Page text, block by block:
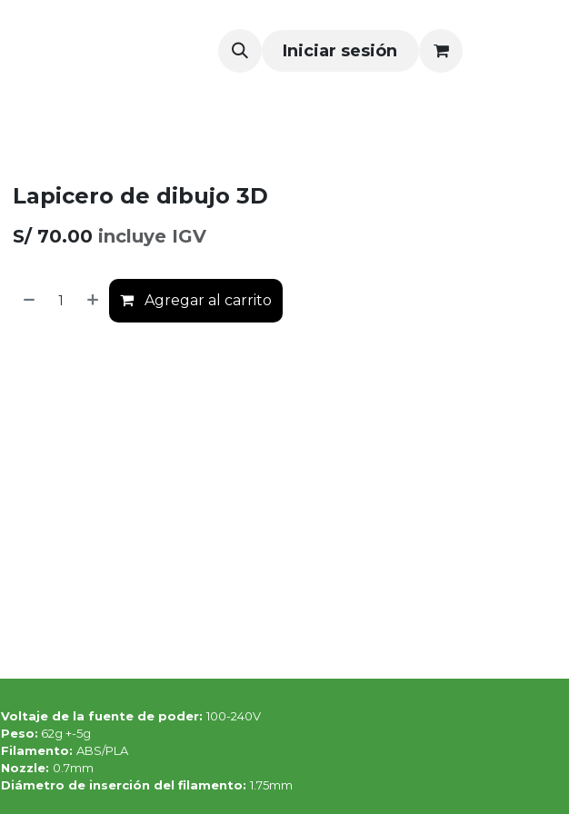
Iniciar sesión
Lapicero de dibujo 3D
S/ 70.00 incluye IGV
Agregar al carrito
Voltaje de la fuente de poder: 100-240V
Peso: 62g +-5g
Filamento: ABS/PLA
Nozzle: 0.7mm
Diámetro de inserción del filamento: 1.75mm